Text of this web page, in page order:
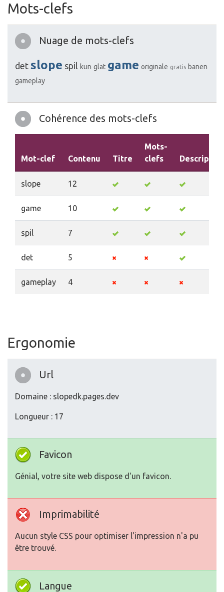
Mots-clefs
Nuage de mots-clefs
det slope spil kun glat game originale gratis banen
gameplay
Cohérence des mots-clefs
Mot-clef Contenu Titre
Mots-
clefs
Description
slope 12
game 10
spil 7
det 5
gameplay 4
Ergonomie
Url
Domaine : slopedk.pages.dev
Longueur : 17
Favicon
Génial, votre site web dispose d'un favicon.
Imprimabilité
Aucun style CSS pour optimiser l'impression n'a pu
être trouvé.
Langue